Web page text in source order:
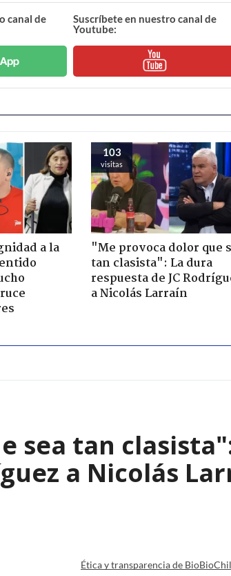
canal de
Suscríbete en nuestro canal de
Youtube:
a la
103
visitas
"Me provoca dolor que
tan clasista": La dura
respuesta de JC
a Nicolás Larraín
sea tan
a Nicolás
Ética y transparencia de